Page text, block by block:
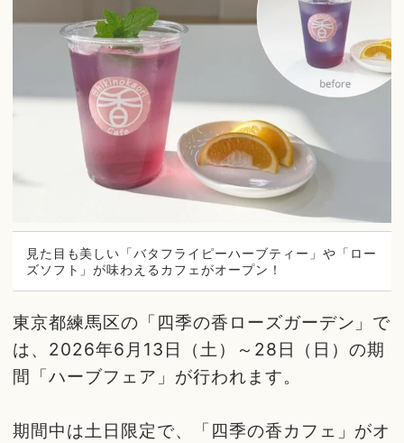
見た目も美しい「バタフライピーハーブティー」や「ロー
ズソフト」が味わえるカフェがオープン！
東京都練馬区の「四季の香ローズガーデン」で
は、2026年6月13日（土）～28日（日）の期
間「ハーブフェア」が行われます。
期間中は土日限定で、「四季の香カフェ」がオ